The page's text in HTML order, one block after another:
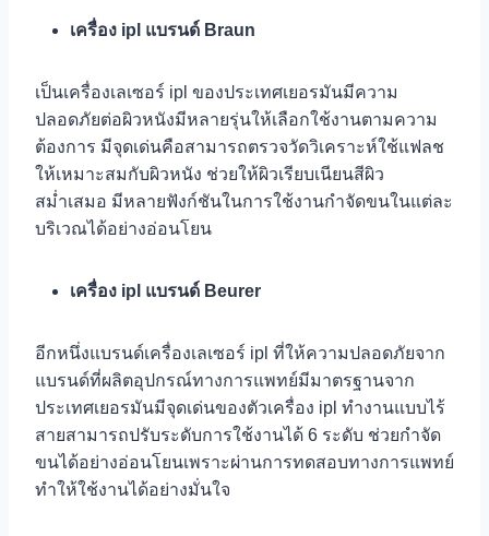
เครื่อง ipl แบรนด์ Braun
เป็นเครื่องเลเซอร์ ipl ของประเทศเยอรมันมีความ
ปลอดภัยต่อผิวหนังมีหลายรุ่นให้เลือกใช้งานตามความ
ต้องการ มีจุดเด่นคือสามารถตรวจวัดวิเคราะห์ใช้แฟลช
ให้เหมาะสมกับผิวหนัง ช่วยให้ผิวเรียบเนียนสีผิว
สม่ำเสมอ มีหลายฟังก์ชันในการใช้งานกำจัดขนในแต่ละ
บริเวณได้อย่างอ่อนโยน
เครื่อง ipl แบรนด์ Beurer
อีกหนึ่งแบรนด์เครื่องเลเซอร์ ipl ที่ให้ความปลอดภัยจาก
แบรนด์ที่ผลิตอุปกรณ์ทางการแพทย์มีมาตรฐานจาก
ประเทศเยอรมันมีจุดเด่นของตัวเครื่อง ipl ทำงานแบบไร้
สายสามารถปรับระดับการใช้งานได้ 6 ระดับ ช่วยกำจัด
ขนได้อย่างอ่อนโยนเพราะผ่านการทดสอบทางการแพทย์
ทำให้ใช้งานได้อย่างมั่นใจ